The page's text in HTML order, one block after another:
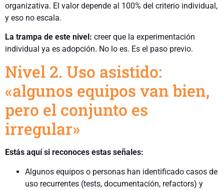
organizativa. El valor depende al 100% del criterio individual,
y eso no escala.
La trampa de este nivel: creer que la experimentación
individual ya es adopción. No lo es. Es el paso previo.
Nivel 2. Uso asistido:
«algunos equipos van bien,
pero el conjunto es
irregular»
Estás aquí si reconoces estas señales:
Algunos equipos o personas han identificado casos de
uso recurrentes (tests, documentación, refactors) y